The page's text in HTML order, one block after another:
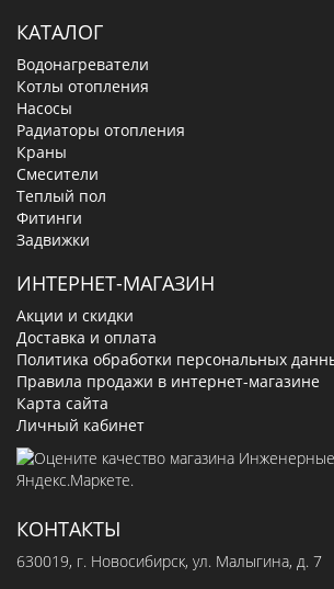
КАТАЛОГ
Водонагреватели
Котлы отопления
Насосы
Радиаторы отопления
Краны
Смесители
Теплый пол
Фитинги
Задвижки
ИНТЕРНЕТ-МАГАЗИН
Акции и скидки
Доставка и оплата
Политика обработки персональных
Правила продажи в интернет-магазине
Карта сайта
Личный кабинет
КОНТАКТЫ
630019, г. Новосибирск, ул. Малыгина, д. 7